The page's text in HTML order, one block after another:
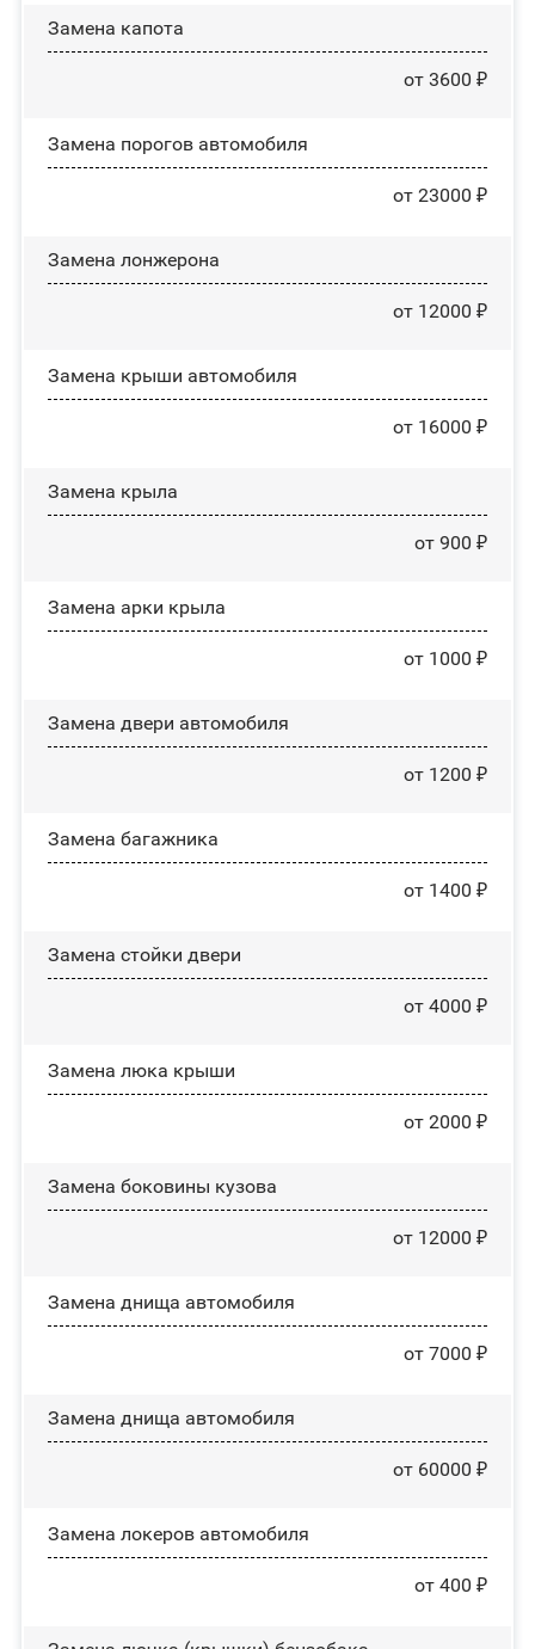
Замена капота
от 3600 ₽
Замена порогов автомобиля
от 23000 ₽
Замена лонжерона
от 12000 ₽
Замена крыши автомобиля
от 16000 ₽
Замена крыла
от 900 ₽
Замена арки крыла
от 1000 ₽
Замена двери автомобиля
от 1200 ₽
Замена багажника
от 1400 ₽
Зaмeнa cтoйĸи двepи
от 4000 ₽
Зaмeнa люĸa ĸpыши
от 2000 ₽
Замена боковины кузова
от 12000 ₽
Замена днища автомобиля
от 7000 ₽
Замена днища автомобиля
от 60000 ₽
Замена лoĸepoв автомобиля
от 400 ₽